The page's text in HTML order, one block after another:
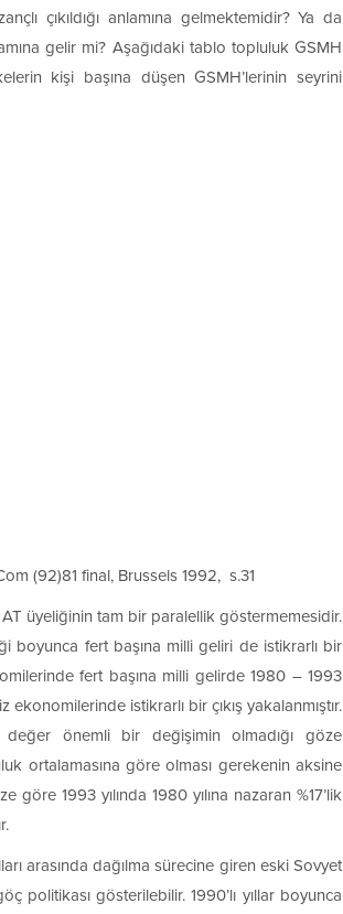
çıkıldığı anlamına gelmektemidir? Ya da
gelir mi? Aşağıdaki tablo topluluk GSMH
kişi başına düşen GSMH’lerinin seyrini
(92)81 final, Brussels 1992, s.31
üyeliğinin tam bir paralellik göstermemesidir.
boyunca fert başına milli geliri de istikrarlı bir
fert başına milli gelirde 1980 – 1993
istikrarlı bir çıkış yakalanmıştır.
önemli bir değişimin olmadığı göze
ortalamasına göre olması gerekenin aksine
göre 1993 yılında 1980 yılına nazaran %17’lik
arasında dağılma sürecine giren eski Sovyet
politikası gösterilebilir. 1990’lı yıllar boyunca